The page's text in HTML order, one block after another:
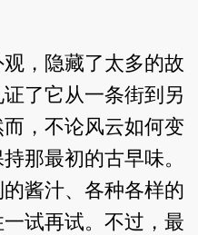
，隐藏了太多的故
了它从一条街到另
，不论风云如何变
那最初的古早味。
酱汁、各种各样的
试再试。不过，最